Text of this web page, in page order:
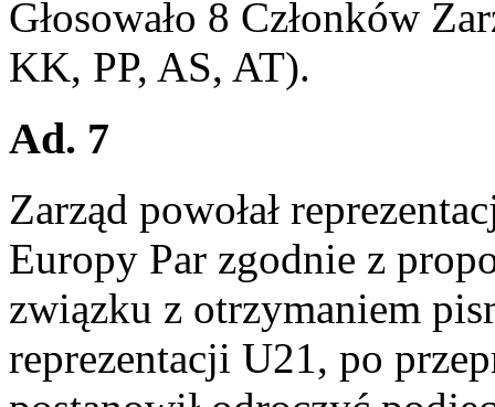
Głosowało 8 Członków
KK, PP, AS, AT).
Ad. 7
Zarząd powołał
Europy Par zgodnie z
związku z otrzymaniem
reprezentacji U21, po